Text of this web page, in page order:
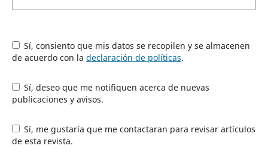
Sí, consiento que mis datos se recopilen y se almacenen
de acuerdo con la declaración de políticas.
Sí, deseo que me notifiquen acerca de nuevas
publicaciones y avisos.
Sí, me gustaría que me contactaran para revisar artículos
de esta revista.